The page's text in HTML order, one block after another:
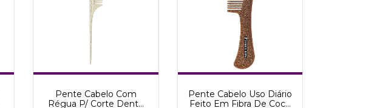
Pente Cabelo Com
Régua P/ Corte Dente
Pente Cabelo Uso Diário
Feito Em Fibra De Coco